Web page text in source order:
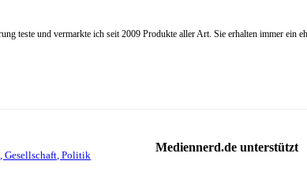
teste und vermarkte ich seit 2009 Produkte aller Art. Sie erhalten immer ein
Gesellschaft, Politik
Mediennerd.de unterstützt